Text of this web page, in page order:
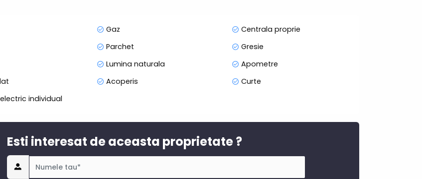
Gaz
Centrala proprie
Parchet
Gresie
Lumina naturala
Apometre
Acoperis
Curte
individual
Esti interesat de aceasta proprietate ?